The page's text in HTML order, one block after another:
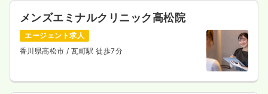
メンズエミナルクリニック高松院
エージェント求人
香川県高松市/ 瓦町駅 徒歩7分